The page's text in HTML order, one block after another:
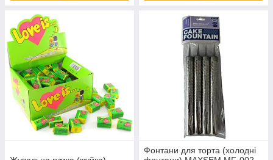
Фонтани для торта (холодні